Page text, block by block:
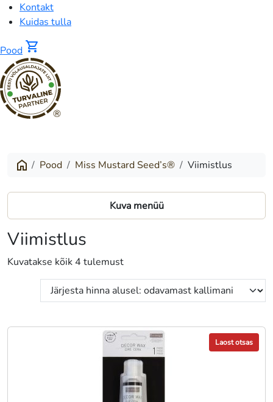
Kontakt
Kuidas tulla
Pood shopping_cart
®
Pood Miss Mustard Seed’s® Viimistlus
Kuva menüü
Viimistlus
Kuvatakse kõik 4 tulemustSorditud
hinna
järgi:
madalast
Laost otsas